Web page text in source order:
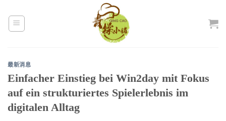
content
最新消息
Einfacher Einstieg bei Win2day mit Fokus
auf ein strukturiertes Spielerlebnis im
digitalen Alltag